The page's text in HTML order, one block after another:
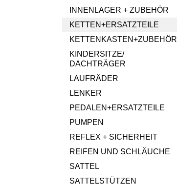
INNENLAGER + ZUBEHÖR
KETTEN+ERSATZTEILE
KETTENKASTEN+ZUBEHÖR
KINDERSITZE/
DACHTRÄGER
LAUFRÄDER
LENKER
PEDALEN+ERSATZTEILE
PUMPEN
REFLEX + SICHERHEIT
REIFEN UND SCHLÄUCHE
SATTEL
SATTELSTÜTZEN